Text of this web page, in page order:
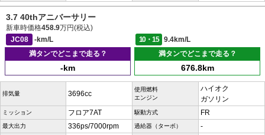
3.7 40thアニバーサリー
新車時価格458.9万円(税込)
JC08
-km/L 10・15
9.4km/L
満タンでどこまで走る？
-km
満タンでどこまで走る？
676.8km
排気量 3696cc
使用燃料
エンジン
ハイオク
ガソリン
ミッション フロア7AT 駆動方式 FR
最大出力 336ps/7000rpm 過給器（ターボ） -